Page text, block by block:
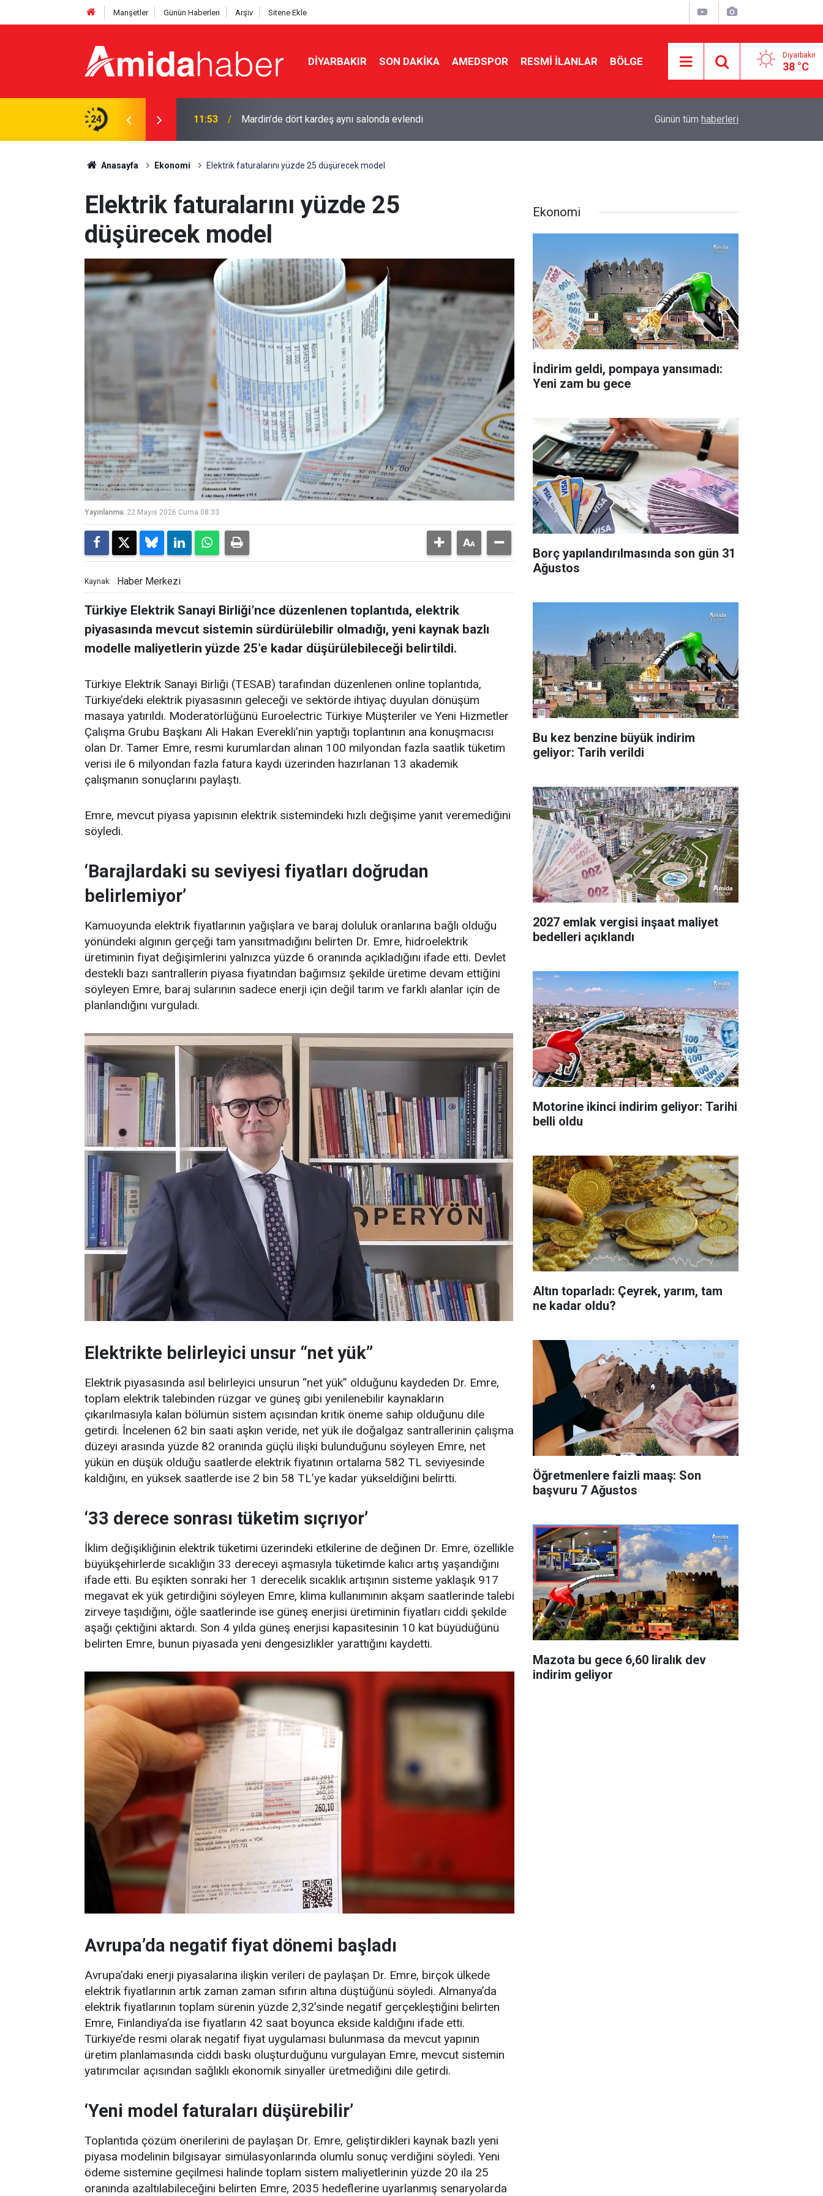
Manşetler Günün Haberleri Arşiv Sitene Ekle
DIYARBAKIR SON DAKIKA AMEDSPOR RESMI İLANLAR BÖLGE Diyarbakır
38 °C
24
dev altyapı hamlesi 11:53 Mardin’de dört kardeş aynı salonda evlendi Diyarbakır’da kadınlar bağımlılığa karşı bez
Günün tüm haberleri
Anasayfa Ekonomi Elektrik faturalarını yüzde 25 düşürecek model
Elektrik faturalarını yüzde 25
düşürecek model
Yayınlanma: 22 Mayıs 2026 Cuma 08:33
Kaynak: Haber Merkezi
Türkiye Elektrik Sanayi Birliği’nce düzenlenen toplantıda, elektrik
piyasasında mevcut sistemin sürdürülebilir olmadığı, yeni kaynak bazlı
modelle maliyetlerin yüzde 25’e kadar düşürülebileceği belirtildi.
Türkiye Elektrik Sanayi Birliği (TESAB) tarafından düzenlenen online toplantıda,
Türkiye’deki elektrik piyasasının geleceği ve sektörde ihtiyaç duyulan dönüşüm
masaya yatırıldı. Moderatörlüğünü Euroelectric Türkiye Müşteriler ve Yeni Hizmetler
Çalışma Grubu Başkanı Ali Hakan Everekli’nin yaptığı toplantının ana konuşmacısı
olan Dr. Tamer Emre, resmi kurumlardan alınan 100 milyondan fazla saatlik tüketim
verisi ile 6 milyondan fazla fatura kaydı üzerinden hazırlanan 13 akademik
çalışmanın sonuçlarını paylaştı.
Emre, mevcut piyasa yapısının elektrik sistemindeki hızlı değişime yanıt veremediğini
söyledi.
‘Barajlardaki su seviyesi fiyatları doğrudan
belirlemiyor’
Kamuoyunda elektrik fiyatlarının yağışlara ve baraj doluluk oranlarına bağlı olduğu
yönündeki algının gerçeği tam yansıtmadığını belirten Dr. Emre, hidroelektrik
üretiminin fiyat değişimlerini yalnızca yüzde 6 oranında açıkladığını ifade etti. Devlet
destekli bazı santrallerin piyasa fiyatından bağımsız şekilde üretime devam ettiğini
söyleyen Emre, baraj sularının sadece enerji için değil tarım ve farklı alanlar için de
planlandığını vurguladı.
Elektrikte belirleyici unsur “net yük”
Elektrik piyasasında asıl belirleyici unsurun “net yük” olduğunu kaydeden Dr. Emre,
toplam elektrik talebinden rüzgar ve güneş gibi yenilenebilir kaynakların
çıkarılmasıyla kalan bölümün sistem açısından kritik öneme sahip olduğunu dile
getirdi. İncelenen 62 bin saati aşkın veride, net yük ile doğalgaz santrallerinin çalışma
düzeyi arasında yüzde 82 oranında güçlü ilişki bulunduğunu söyleyen Emre, net
yükün en düşük olduğu saatlerde elektrik fiyatının ortalama 582 TL seviyesinde
kaldığını, en yüksek saatlerde ise 2 bin 58 TL’ye kadar yükseldiğini belirtti.
‘33 derece sonrası tüketim sıçrıyor’
İklim değişikliğinin elektrik tüketimi üzerindeki etkilerine de değinen Dr. Emre, özellikle
büyükşehirlerde sıcaklığın 33 dereceyi aşmasıyla tüketimde kalıcı artış yaşandığını
ifade etti. Bu eşikten sonraki her 1 derecelik sıcaklık artışının sisteme yaklaşık 917
megavat ek yük getirdiğini söyleyen Emre, klima kullanımının akşam saatlerinde talebi
zirveye taşıdığını, öğle saatlerinde ise güneş enerjisi üretiminin fiyatları ciddi şekilde
aşağı çektiğini aktardı. Son 4 yılda güneş enerjisi kapasitesinin 10 kat büyüdüğünü
belirten Emre, bunun piyasada yeni dengesizlikler yarattığını kaydetti.
Avrupa’da negatif fiyat dönemi başladı
Avrupa’daki enerji piyasalarına ilişkin verileri de paylaşan Dr. Emre, birçok ülkede
elektrik fiyatlarının artık zaman zaman sıfırın altına düştüğünü söyledi. Almanya’da
elektrik fiyatlarının toplam sürenin yüzde 2,32’sinde negatif gerçekleştiğini belirten
Emre, Finlandiya’da ise fiyatların 42 saat boyunca ekside kaldığını ifade etti.
Türkiye’de resmi olarak negatif fiyat uygulaması bulunmasa da mevcut yapının
üretim planlamasında ciddi baskı oluşturduğunu vurgulayan Emre, mevcut sistemin
yatırımcılar açısından sağlıklı ekonomik sinyaller üretmediğini dile getirdi.
‘Yeni model faturaları düşürebilir’
Toplantıda çözüm önerilerini de paylaşan Dr. Emre, geliştirdikleri kaynak bazlı yeni
piyasa modelinin bilgisayar simülasyonlarında olumlu sonuç verdiğini söyledi. Yeni
ödeme sistemine geçilmesi halinde toplam sistem maliyetlerinin yüzde 20 ila 25
oranında azaltılabileceğini belirten Emre, 2035 hedeflerine uyarlanmış senaryolarda
Ekonomi
İndirim geldi, pompaya yansımadı:
Yeni zam bu gece
Borç yapılandırılmasında son gün 31
Ağustos
Bu kez benzine büyük indirim
geliyor: Tarih verildi
2027 emlak vergisi inşaat maliyet
bedelleri açıklandı
Motorine ikinci indirim geliyor: Tarihi
belli oldu
Altın toparladı: Çeyrek, yarım, tam
ne kadar oldu?
Öğretmenlere faizli maaş: Son
başvuru 7 Ağustos
Mazota bu gece 6,60 liralık dev
indirim geliyor